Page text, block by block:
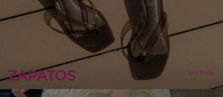
ZAPATOS Ver todo